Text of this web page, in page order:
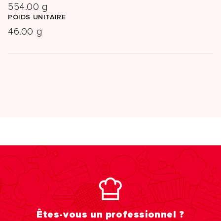
554.00 g
POIDS UNITAIRE
46.00 g
Êtes-vous un professionnel ?